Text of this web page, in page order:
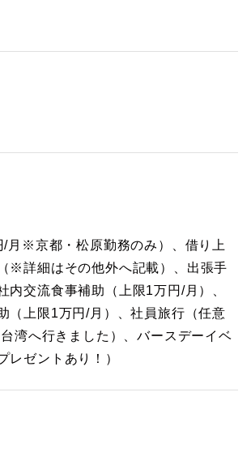
/月※京都・松原勤務のみ）、借り上
※詳細はその他外へ記載）、出張手
内交流食事補助（上限1万円/月）、
（上限1万円/月）、社員旅行（任意
湾へ行きました）、バースデーイベ
レゼントあり！）